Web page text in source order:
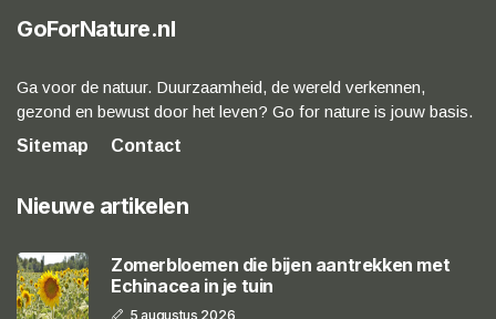
GoForNature.nl
Ga voor de natuur. Duurzaamheid, de wereld verkennen,
gezond en bewust door het leven? Go for nature is jouw basis.
Sitemap
Contact
Nieuwe artikelen
Zomerbloemen die bijen aantrekken met
Echinacea in je tuin
5 augustus 2026